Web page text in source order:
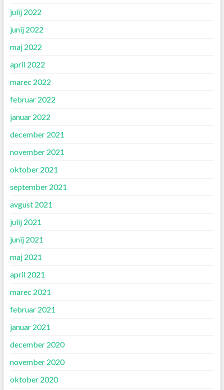
julij 2022
junij 2022
maj 2022
april 2022
marec 2022
februar 2022
januar 2022
december 2021
november 2021
oktober 2021
september 2021
avgust 2021
julij 2021
junij 2021
maj 2021
april 2021
marec 2021
februar 2021
januar 2021
december 2020
november 2020
oktober 2020